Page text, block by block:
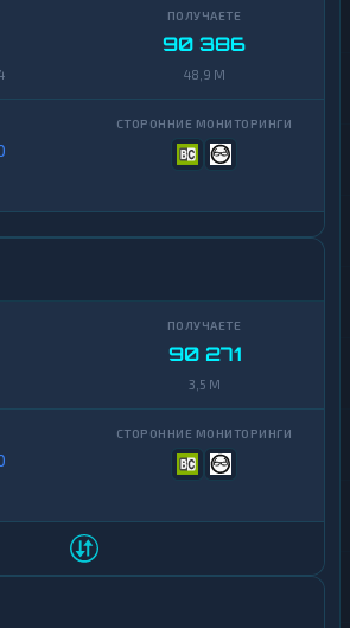
90 386
48,9 M
90 271
3,5 M